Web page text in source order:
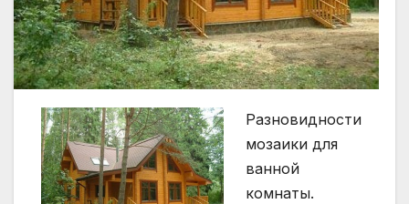
Разновидности
мозаики для
ванной
комнаты.